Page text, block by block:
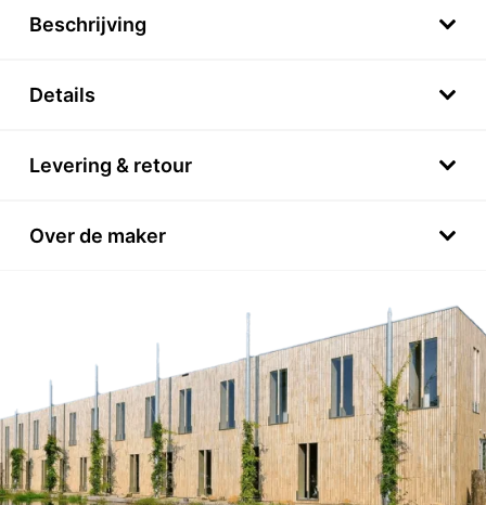
Beschrijving
Details
Levering & retour
Over de maker